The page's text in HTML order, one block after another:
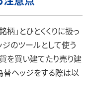
」とひとくくりに扱っ
のツールとして使う
を買い建てたり売り建
替ヘッジをする際は以